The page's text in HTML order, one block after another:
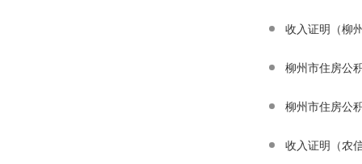
收入证明（柳
柳州市住房公
柳州市住房公
收入证明（农